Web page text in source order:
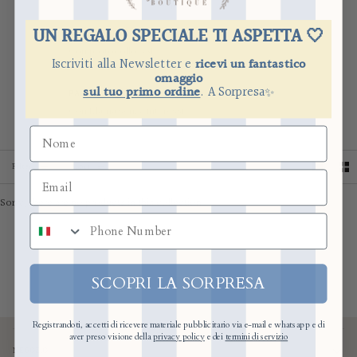
PAGAMENTO SICURO
PAGA A RATE
Filter SORT
Sort
Sorry, there are no products in this collection
NEGOZIO
UN REGALO SPECIALE TI ASPETTA 🤍
Iscriviti alla Newsletter ericevi un fantastico
omaggio
sul tuo primo ordine. A Sorpresa✨
numero di telefono
SCOPRI LA SORPRESA
Registrandoti, accetti di ricevere materiale pubblicitario via e-mail e whatsapp e di
aver preso visione dellaprivacy policye dei termini di servizio